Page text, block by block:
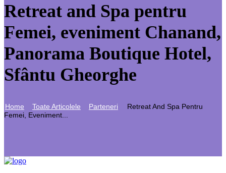
Retreat and Spa pentru
Femei, eveniment Chanand,
Panorama Boutique Hotel,
Sfântu Gheorghe
Home Toate Articolele Parteneri
Retreat And Spa Pentru
Femei, Eveniment...